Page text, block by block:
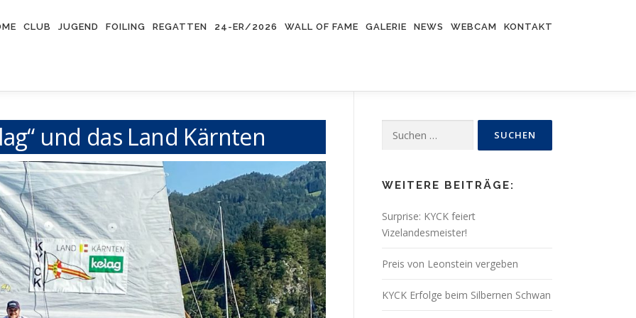
CLUB JUGEND FOILING REGATTEN 24-ER/2026 WALL OF FAME GALERIE NEWS WEBCAM KONTAKT
und das Land Kärnten
nach:
WEITERE BEITRÄGE:
Surprise: KYCK feiert
Vizelandesmeister!
Preis von Leonstein vergeben
KYCK Erfolge beim Silbernen Schwan